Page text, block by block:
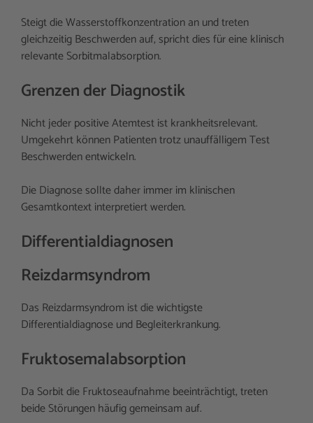
Steigt die Wasserstoffkonzentration an und treten
gleichzeitig Beschwerden auf, spricht dies für eine klinisch
relevante Sorbitmalabsorption.
Grenzen der Diagnostik
Nicht jeder positive Atemtest ist krankheitsrelevant.
Umgekehrt können Patienten trotz unauffälligem Test
Beschwerden entwickeln.
Die Diagnose sollte daher immer im klinischen
Gesamtkontext interpretiert werden.
Differentialdiagnosen
Reizdarmsyndrom
Das Reizdarmsyndrom ist die wichtigste
Differentialdiagnose und Begleiterkrankung.
Fruktosemalabsorption
Da Sorbit die Fruktoseaufnahme beeinträchtigt, treten
beide Störungen häufig gemeinsam auf.